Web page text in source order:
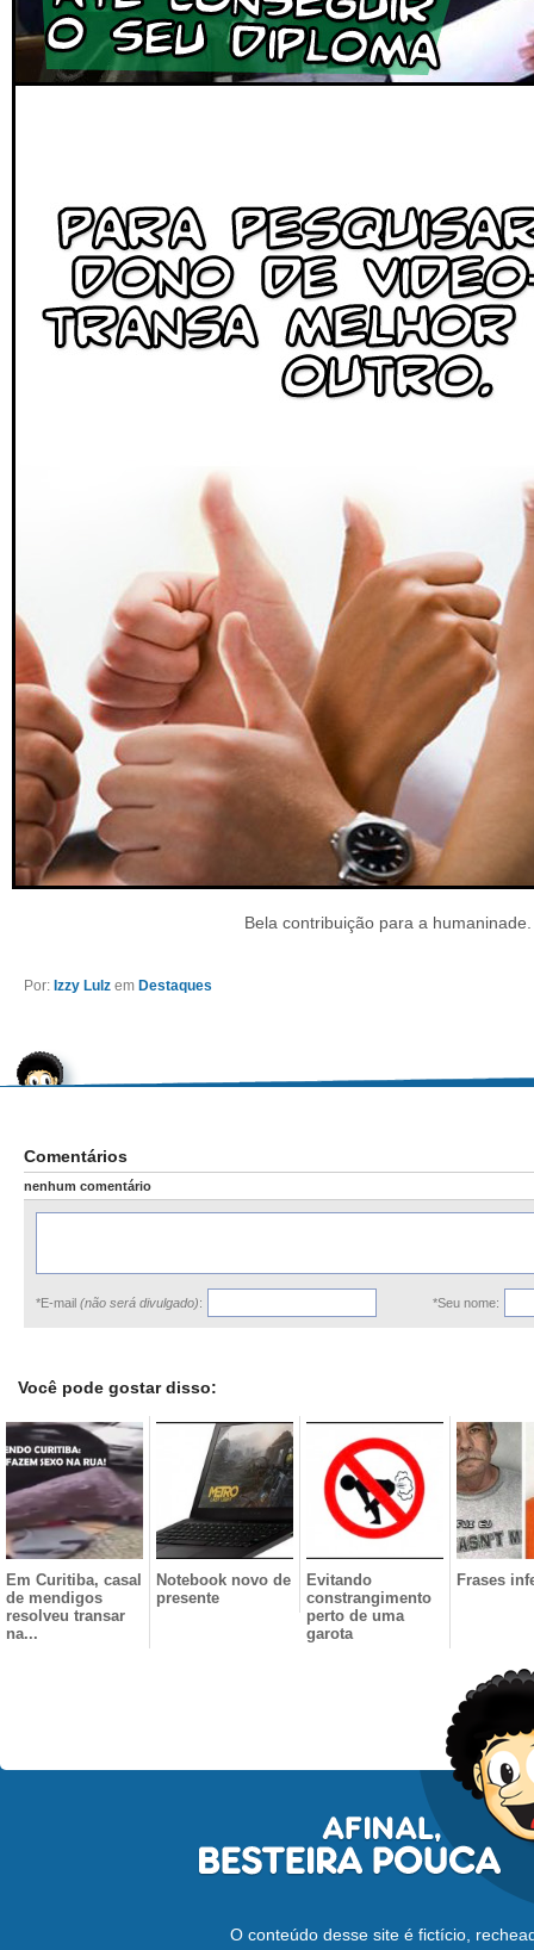
Bela contribuição para a humaninade.
Por: Izzy Lulz em Destaques
Comentários
nenhum comentário
*E-mail (não será divulgado): *Seu nome:
Você pode gostar disso:
Em Curitiba, casal
de mendigos
resolveu transar
na...
Notebook novo de
presente
Evitando
constrangimento
perto de uma
garota
Frases
O conteúdo desse site é fictício,